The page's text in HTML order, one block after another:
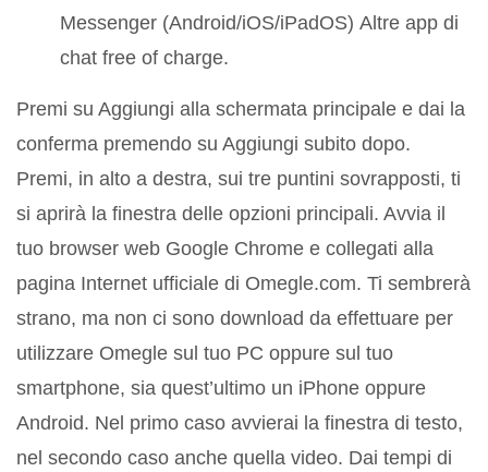
Messenger (Android/iOS/iPadOS) Altre app di
chat free of charge.
Premi su Aggiungi alla schermata principale e dai la
conferma premendo su Aggiungi subito dopo.
Premi, in alto a destra, sui tre puntini sovrapposti, ti
si aprirà la finestra delle opzioni principali. Avvia il
tuo browser web Google Chrome e collegati alla
pagina Internet ufficiale di Omegle.com. Ti sembrerà
strano, ma non ci sono download da effettuare per
utilizzare Omegle sul tuo PC oppure sul tuo
smartphone, sia quest’ultimo un iPhone oppure
Android. Nel primo caso avvierai la finestra di testo,
nel secondo caso anche quella video. Dai tempi di